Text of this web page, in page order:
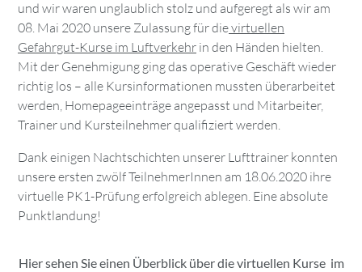
und wir waren unglaublich stolz und aufgeregt als wir am
08. Mai 2020 unsere Zulassung für dievirtuellen
Gefahrgut-Kurse im Luftverkehr in den Händen hielten.
Mit der Genehmigung ging das operative Geschäft wieder
richtig los – alle Kursinformationen mussten überarbeitet
werden, Homepageeinträge angepasst und Mitarbeiter,
Trainer und Kursteilnehmer qualifiziert werden.
Dank einigen Nachtschichten unserer Lufttrainer konnten
unsere ersten zwölf TeilnehmerInnen am 18.06.2020 ihre
virtuelle PK1-Prüfung erfolgreich ablegen. Eine absolute
Punktlandung!
Hier sehen Sie einen Überblick über die virtuellen Kurse im